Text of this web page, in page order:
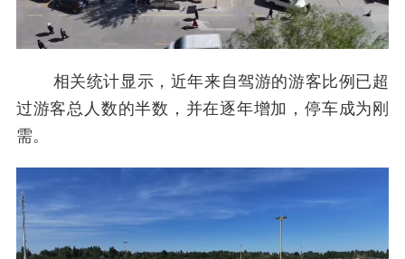
相关统计显示，近年来自驾游的游客比例已超
过游客总人数的半数，并在逐年增加，停车成为刚
需。